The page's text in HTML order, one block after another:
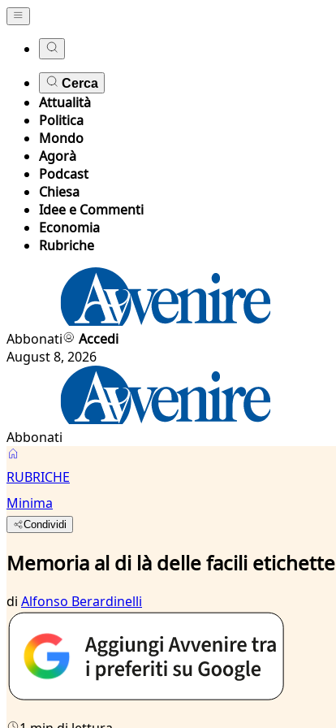
Cerca
Attualità
Politica
Mondo
Agorà
Podcast
Chiesa
Idee e Commenti
Economia
Rubriche
Abbonati
Accedi
August 8, 2026
Abbonati
RUBRICHE
Minima
Condividi
Memoria al di là delle facili etichette
di Alfonso Berardinelli